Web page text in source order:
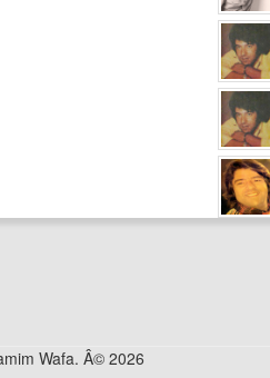
Wafa. Â© 2026